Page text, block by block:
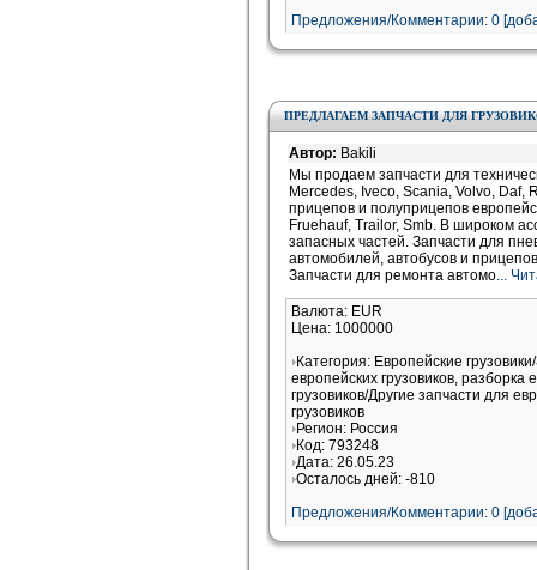
Предложения/Комментарии: 0
ПРЕДЛАГАЕМ ЗАПЧАСТИ ДЛЯ
Автор: Bakili
Мы продаем запчасти для
Mercedes, Iveco, Scania, Volvo, Daf,
прицепов и полуприцепов
Fruehauf, Trailor, Smb. В широком
запасных частей. Запчасти для
автомобилей, автобусов и
Запчасти для ремонта автомо...
Валюта: EUR
Цена: 1000000
Категория: Европейские
европейских грузовиков, разборка
грузовиков/Другие запчасти для
грузовиков
Регион: Россия
Код: 793248
Дата: 26.05.23
Осталось дней: -810
Предложения/Комментарии: 0